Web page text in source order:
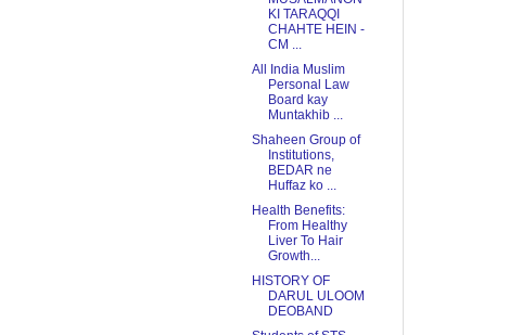
KI TARAQQI
CHAHTE HEIN -
CM ...
All India Muslim
Personal Law
Board kay
Muntakhib ...
Shaheen Group of
Institutions,
BEDAR ne
Huffaz ko ...
Health Benefits:
From Healthy
Liver To Hair
Growth...
HISTORY OF
DARUL ULOOM
DEOBAND